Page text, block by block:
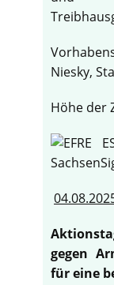
Niesky,
Höhe der
gegen
für eine